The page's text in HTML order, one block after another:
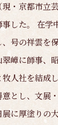
・京都市立
した。 在学
号の祥雲を
嶂に師事、
人社を結成
とし、文展
に厚塗りの